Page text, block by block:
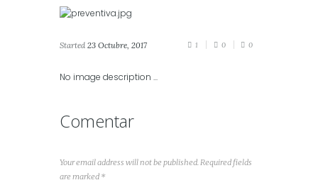
Started 23 Octubre, 2017 1 0 0
No image description ...
Comentar
Your email address will not be published. Required fields
are marked *